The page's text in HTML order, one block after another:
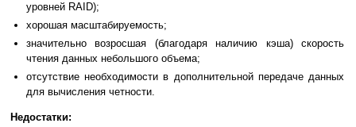
уровней RAID);
хорошая масштабируемость;
значительно возросшая (благодаря наличию кэша) скорость
чтения данных небольшого объема;
отсутствие необходимости в дополнительной передаче данных
для вычисления четности.
Недостатки: